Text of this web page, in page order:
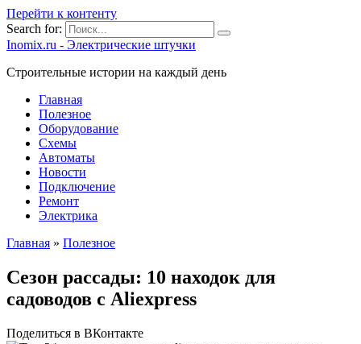
Перейти к контенту
Search for:
Inomix.ru - Электрические штучки
Cтроительные истории на каждый день
Главная
Полезное
Оборудование
Схемы
Автоматы
Новости
Подключение
Ремонт
Электрика
Главная » Полезное
Сезон рассады: 10 находок для
садоводов с Aliexpress
Поделиться в ВКонтакте